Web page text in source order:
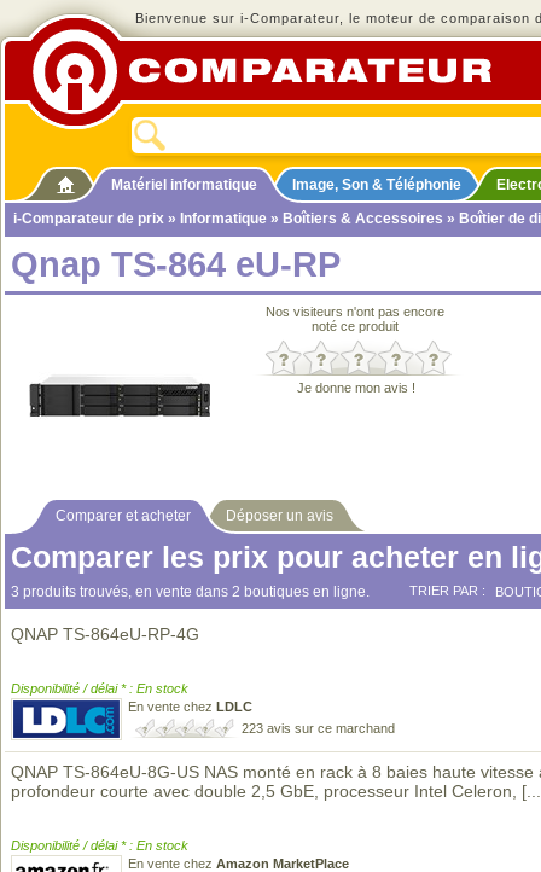
Bienvenue sur i-Comparateur, le moteur de comparaison
Matériel informatique Image, Son & Téléphonie
i-Comparateur de prix » Informatique » Boîtiers & Accessoires » Boîtier de
Qnap TS-864 eU-RP
Nos visiteurs n'ont pas encore
noté ce produit
Je donne mon avis !
Comparer et acheter Déposer un avis
Comparer les prix pour acheter en
3 produits trouvés, en vente dans 2 boutiques en ligne. TRIER PAR :
QNAP TS-864eU-RP-4G
Disponibilité / délai * : En stock
En vente chez LDLC
223 avis sur ce marchand
QNAP TS-864eU-8G-US NAS monté en rack à 8 baies haute vitesse
profondeur courte avec double 2,5 GbE, processeur Intel Celeron,
Disponibilité / délai * : En stock
En vente chez Amazon MarketPlace